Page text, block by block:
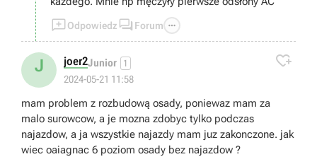
Odpowiedz  Forum 
J joer2Junior 1
2024-05-21 11:58

mam problem z rozbudową osady, poniewaz mam za
malo surowcow, a je mozna zdobyc tylko podczas
najazdow, a ja wszystkie najazdy mam juz zakonczone. jak
wiec oaiagnac 6 poziom osady bez najazdow ?